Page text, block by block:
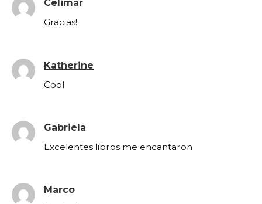
Celimar
Gracias!
Katherine
Cool
Gabriela
Excelentes libros me encantaron
Marco